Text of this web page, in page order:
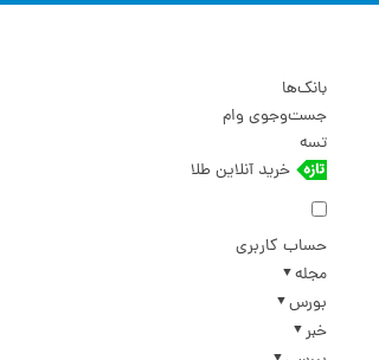
بانک‌ها
جست‌وجوی وام
تسه
خرید آنلاین طلا
حساب کاربری
مجله
بورس
خبر